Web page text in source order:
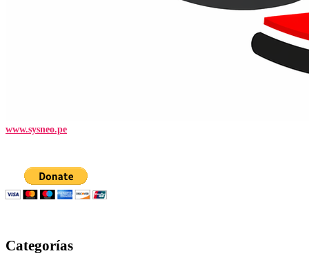
www.sysneo.pe
Categorías